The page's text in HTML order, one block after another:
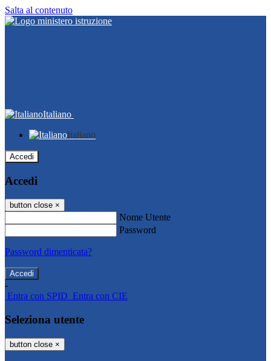
Salta al contenuto
Italiano
Italiano
Accedi
Accedi
button close ×
Nome Utente
Password
Password dimenticata?
-
Entra con SPID Entra con CIE
Seleziona utente
button close ×